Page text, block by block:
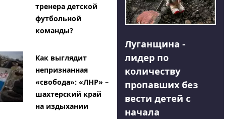
тренера детской
футбольной
команды?
Как выглядит
непризнанная
«свобода»: «ЛНР» –
шахтерский край
на издыхании
Луганщина -
лидер по
количеству
пропавших без
вести детей с
начала